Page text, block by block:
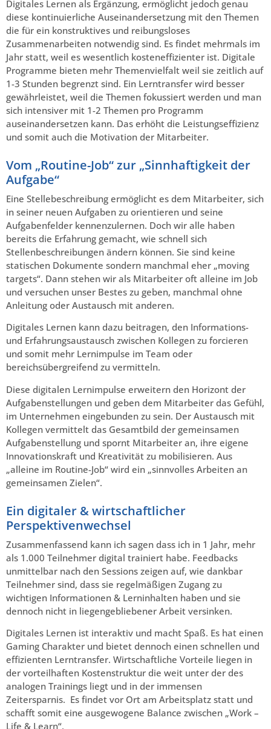
Digitales Lernen als Ergänzung, ermöglicht jedoch genau
diese kontinuierliche Auseinandersetzung mit den Themen
die für ein konstruktives und reibungsloses
Zusammenarbeiten notwendig sind. Es findet mehrmals im
Jahr statt, weil es wesentlich kosteneffizienter ist. Digitale
Programme bieten mehr Themenvielfalt weil sie zeitlich auf
1-3 Stunden begrenzt sind. Ein Lerntransfer wird besser
gewährleistet, weil die Themen fokussiert werden und man
sich intensiver mit 1-2 Themen pro Programm
auseinandersetzen kann. Das erhöht die Leistungseffizienz
und somit auch die Motivation der Mitarbeiter.
Vom „Routine-Job“ zur „Sinnhaftigkeit der
Aufgabe“
Eine Stellebeschreibung ermöglicht es dem Mitarbeiter, sich
in seiner neuen Aufgaben zu orientieren und seine
Aufgabenfelder kennenzulernen. Doch wir alle haben
bereits die Erfahrung gemacht, wie schnell sich
Stellenbeschreibungen ändern können. Sie sind keine
statischen Dokumente sondern manchmal eher „moving
targets“. Dann stehen wir als Mitarbeiter oft alleine im Job
und versuchen unser Bestes zu geben, manchmal ohne
Anleitung oder Austausch mit anderen.
Digitales Lernen kann dazu beitragen, den Informations-
und Erfahrungsaustausch zwischen Kollegen zu forcieren
und somit mehr Lernimpulse im Team oder
bereichsübergreifend zu vermitteln.
Diese digitalen Lernimpulse erweitern den Horizont der
Aufgabenstellungen und geben dem Mitarbeiter das Gefühl,
im Unternehmen eingebunden zu sein. Der Austausch mit
Kollegen vermittelt das Gesamtbild der gemeinsamen
Aufgabenstellung und spornt Mitarbeiter an, ihre eigene
Innovationskraft und Kreativität zu mobilisieren. Aus
„alleine im Routine-Job“ wird ein „sinnvolles Arbeiten an
gemeinsamen Zielen“.
Ein digitaler & wirtschaftlicher
Perspektivenwechsel
Zusammenfassend kann ich sagen dass ich in 1 Jahr, mehr
als 1.000 Teilnehmer digital trainiert habe. Feedbacks
unmittelbar nach den Sessions zeigen auf, wie dankbar
Teilnehmer sind, dass sie regelmäßigen Zugang zu
wichtigen Informationen & Lerninhalten haben und sie
dennoch nicht in liegengebliebener Arbeit versinken.
Digitales Lernen ist interaktiv und macht Spaß. Es hat einen
Gaming Charakter und bietet dennoch einen schnellen und
effizienten Lerntransfer. Wirtschaftliche Vorteile liegen in
der vorteilhaften Kostenstruktur die weit unter der des
analogen Trainings liegt und in der immensen
Zeitersparnis. Es findet vor Ort am Arbeitsplatz statt und
schafft somit eine ausgewogene Balance zwischen „Work –
Life & Learn“.